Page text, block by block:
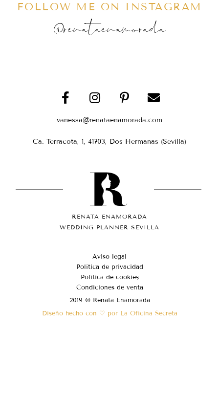
FOLLOW ME ON INSTAGRAM
@renataenamorada
vanessa@renataenamorada.com
Ca. Terracota, 1, 41703, Dos Hermanas (Sevilla)
RENATA ENAMORADA
WEDDING PLANNER SEVILLA
Aviso legal
Política de privacidad
Política de cookies
Condiciones de venta
2019 © Renata Enamorada
Diseño hecho con ♡ por La Oficina Secreta